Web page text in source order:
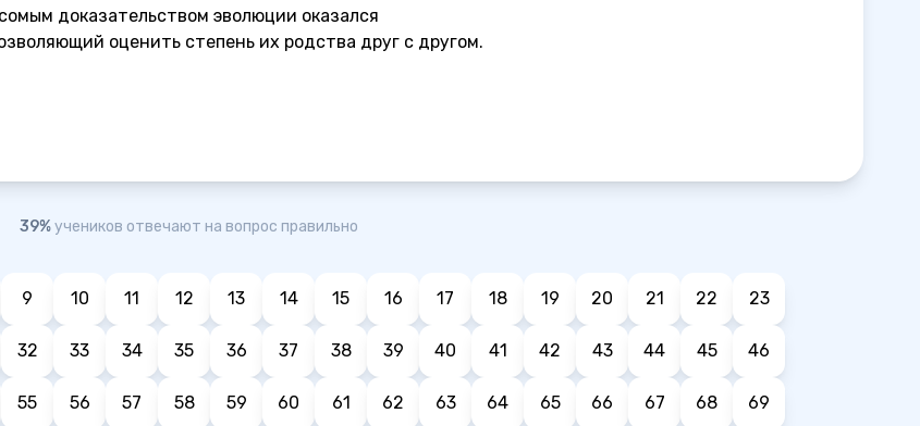
доказательством эволюции оказался
оценить степень их родства друг с другом.
39%учеников отвечают на вопрос правильно
9 10 11 12 13 14 15 16 17 18 19 20 21 22 23
32 33 34 35 36 37 38 39 40 41 42 43 44 45 46
55 56 57 58 59 60 61 62 63 64 65 66 67 68 69